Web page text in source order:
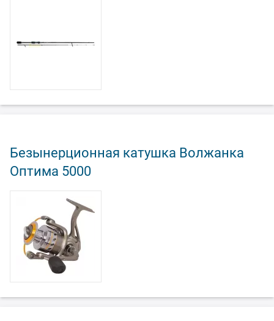
Безынерционная катушка Волжанка
Оптима 5000